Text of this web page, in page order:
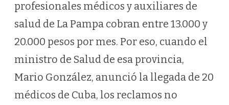
profesionales médicos y auxiliares de
salud de La Pampa cobran entre 13.000 y
20.000 pesos por mes. Por eso, cuando el
ministro de Salud de esa provincia,
Mario González, anunció la llegada de 20
médicos de Cuba, los reclamos no